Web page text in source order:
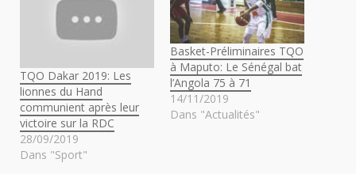
TQO Dakar 2019: Les
lionnes du Hand
communient après leur
victoire sur la RDC
28/09/2019
Dans "Sport"
Basket-Préliminaires TQO
à Maputo: Le Sénégal bat
l’Angola 75 à 71
14/11/2019
Dans "Actualités"